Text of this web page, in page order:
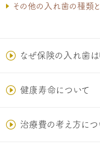
その他の入れ歯の種類
なぜ保険の入れ歯は
健康寿命について
治療費の考え方につ